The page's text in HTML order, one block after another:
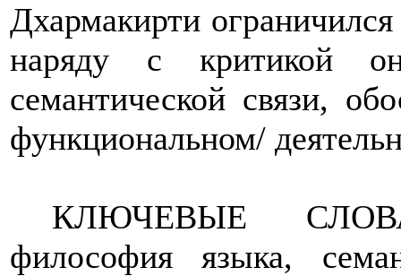
Дхармакирти
наряду с критикой
семантической связи,
функциональном/
КЛЮЧЕВЫЕ
философия языка,